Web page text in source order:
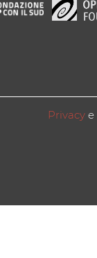
Privacy e